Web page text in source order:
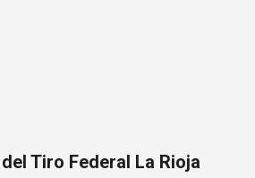
Tiro Federal La Rioja